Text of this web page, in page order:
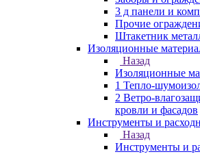
3 д панели и
Прочие
Штакетник
Изоляционные
Назад
Изоляционные
1 Тепло-
2 Ветро-
кровли и фасадов
Инструменты и
Назад
Инструменты и